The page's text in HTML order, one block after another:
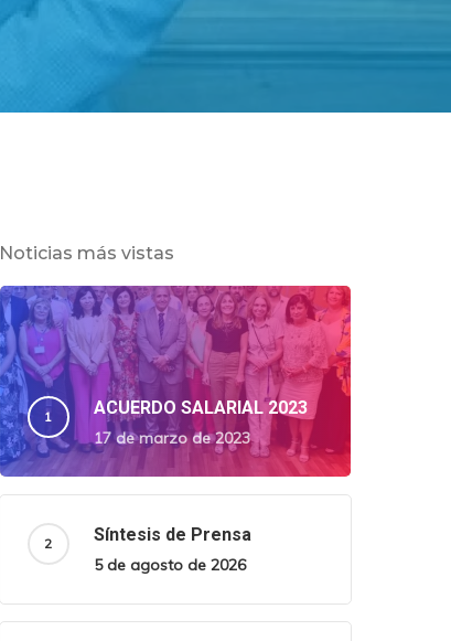
Noticias más vistas
ACUERDO SALARIAL 2023
17 de marzo de 2023
Síntesis de Prensa
5 de agosto de 2026